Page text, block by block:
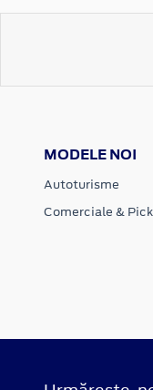
MODELE NOI
Autoturisme
Comerciale &